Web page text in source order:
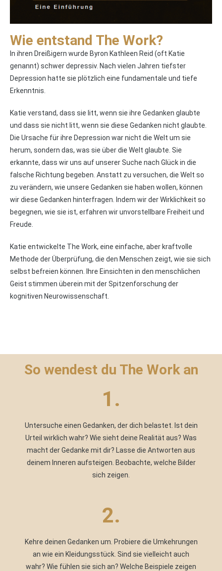
Wie entstand The Work?
In ihren Dreißigern wurde Byron Kathleen Reid (oft Katie
genannt) schwer depressiv. Nach vielen Jahren tiefster
Depression hatte sie plötzlich eine fundamentale und tiefe
Erkenntnis.
Katie verstand, dass sie litt, wenn sie ihre Gedanken glaubte
und dass sie nicht litt, wenn sie diese Gedanken nicht glaubte.
Die Ursache für ihre Depression war nicht die Welt um sie
herum, sondern das, was sie über die Welt glaubte. Sie
erkannte, dass wir uns auf unserer Suche nach Glück in die
falsche Richtung begeben. Anstatt zu versuchen, die Welt so
zu verändern, wie unsere Gedanken sie haben wollen, können
wir diese Gedanken hinterfragen. Indem wir der Wirklichkeit so
begegnen, wie sie ist, erfahren wir unvorstellbare Freiheit und
Freude.
Katie entwickelte The Work, eine einfache, aber kraftvolle
Methode der Überprüfung, die den Menschen zeigt, wie sie sich
selbst befreien können. Ihre Einsichten in den menschlichen
Geist stimmen überein mit der Spitzenforschung der
kognitiven Neurowissenschaft.
So wendest du The Work an
1.
Untersuche einen Gedanken, der dich belastet. Ist dein
Urteil wirklich wahr? Wie sieht deine Realität aus? Was
macht der Gedanke mit dir? Lasse die Antworten aus
deinem Inneren aufsteigen. Beobachte, welche Bilder
sich zeigen.
2.
Kehre deinen Gedanken um. Probiere die Umkehrungen
an wie ein Kleidungsstück. Sind sie vielleicht auch
wahr? Wie fühlen sie sich an? Welche Beispiele zeigen